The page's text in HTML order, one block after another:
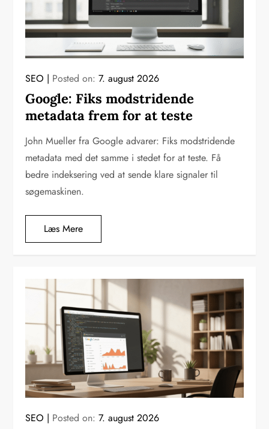
SEO Posted on:7. august 2026
Google: Fiks modstridende
metadata frem for at teste
John Mueller fra Google advarer: Fiks modstridende
metadata med det samme i stedet for at teste. Få
bedre indeksering ved at sende klare signaler til
søgemaskinen.
Læs Mere
SEO Posted on:7. august 2026